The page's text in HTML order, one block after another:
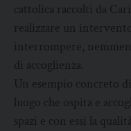
cattolica raccolti da
realizzare un
interrompere,
di accoglienza.
Un esempio concreto
luogo che ospita e
spazi e con essi la